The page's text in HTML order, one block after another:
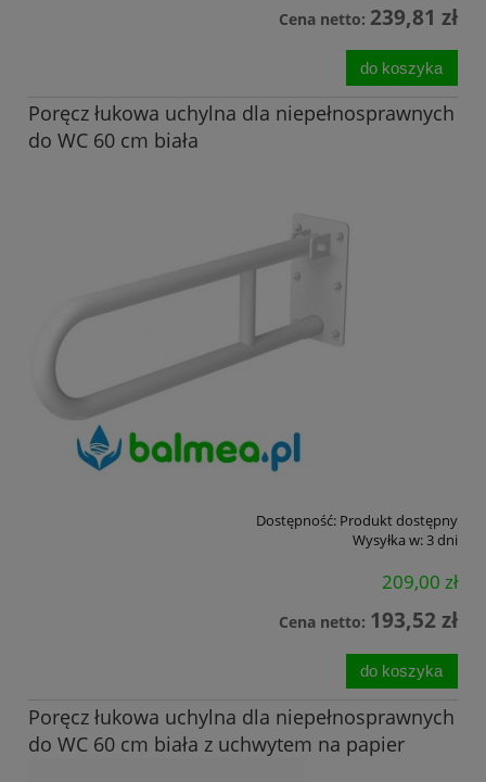
Cena netto: 239,81 zł
do koszyka
Poręcz łukowa uchylna dla niepełnosprawnych
do WC 60 cm biała
Dostępność: Produkt dostępny
Wysyłka w:3 dni
209,00 zł
Cena netto: 193,52 zł
do koszyka
Poręcz łukowa uchylna dla niepełnosprawnych
do WC 60 cm biała z uchwytem na papier